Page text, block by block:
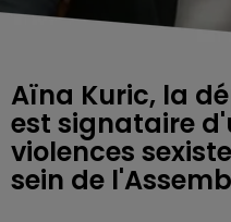
Aïna Kuric, la
est signataire
violences
sein de